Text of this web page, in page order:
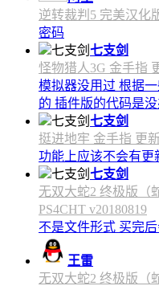
逆转裁判5 完美汉化
密码
七支剑
怪物猎人3G 金手指
模拟器没用过 根据
的 插件版的代码是
七支剑
挺进地牢 金手指 更
功能上应该不会有更
七支剑
无双大蛇2 终极版（
PS4CHT v20180819
不是文件形式 买完
王雷
无双大蛇2 终极版（